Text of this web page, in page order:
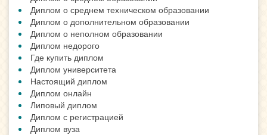
Диплом о среднем техническом образовании
Диплом о дополнительном образовании
Диплом о неполном образовании
Диплом недорого
Где купить диплом
Диплом университета
Настоящий диплом
Диплом онлайн
Липовый диплом
Диплом с регистрацией
Диплом вуза